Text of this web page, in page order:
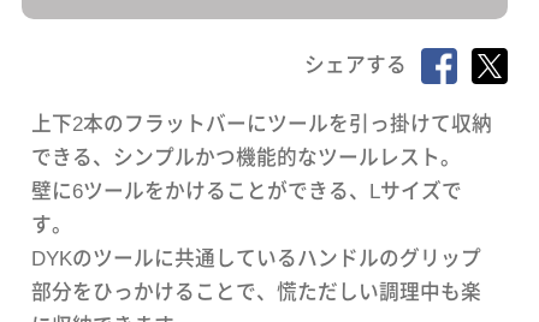
シェアする
上下2本のフラットバーにツールを引っ掛けて収納
できる、シンプルかつ機能的なツールレスト。
壁に6ツールをかけることができる、Lサイズで
す。
DYKのツールに共通しているハンドルのグリップ
部分をひっかけることで、慌ただしい調理中も楽